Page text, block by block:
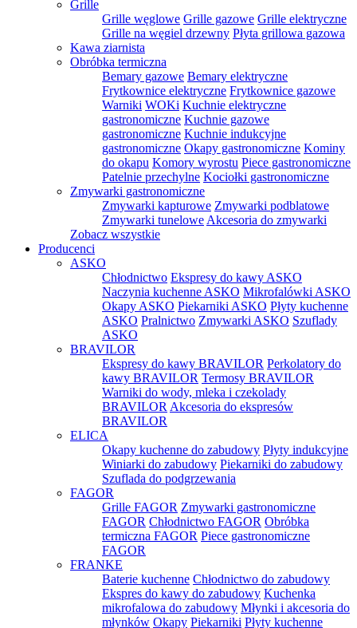
Grille
Grille węglowe Grille gazowe Grille elektryczne
Grille na węgiel drzewny Płyta grillowa gazowa
Kawa ziarnista
Obróbka termiczna
Bemary gazowe Bemary elektryczne
Frytkownice elektryczne Frytkownice gazowe
Warniki WOKi Kuchnie elektryczne
gastronomiczne Kuchnie gazowe
gastronomiczne Kuchnie indukcyjne
gastronomiczne Okapy gastronomiczne Kominy
do okapu Komory wyrostu Piece gastronomiczne
Patelnie przechylne Kociołki gastronomiczne
Zmywarki gastronomiczne
Zmywarki kapturowe Zmywarki podblatowe
Zmywarki tunelowe Akcesoria do zmywarki
Zobacz wszystkie
Producenci
ASKO
Chłodnictwo Ekspresy do kawy ASKO
Naczynia kuchenne ASKO Mikrofalówki ASKO
Okapy ASKO Piekarniki ASKO Płyty kuchenne
ASKO Pralnictwo Zmywarki ASKO Szuflady
ASKO
BRAVILOR
Ekspresy do kawy BRAVILOR Perkolatory do
kawy BRAVILOR Termosy BRAVILOR
Warniki do wody, mleka i czekolady
BRAVILOR Akcesoria do ekspresów
BRAVILOR
ELICA
Okapy kuchenne do zabudowy Płyty indukcyjne
Winiarki do zabudowy Piekarniki do zabudowy
Szuflada do podgrzewania
FAGOR
Grille FAGOR Zmywarki gastronomiczne
FAGOR Chłodnictwo FAGOR Obróbka
termiczna FAGOR Piece gastronomiczne
FAGOR
FRANKE
Baterie kuchenne Chłodnictwo do zabudowy
Ekspres do kawy do zabudowy Kuchenka
mikrofalowa do zabudowy Młynki i akcesoria do
młynków Okapy Piekarniki Płyty kuchenne